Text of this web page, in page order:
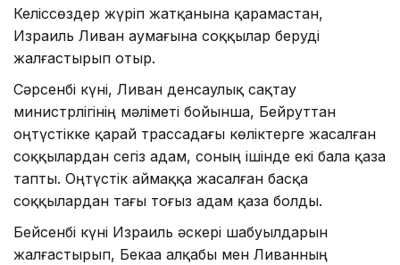
Келіссөздер жүріп жатқанына қарамастан,
Израиль Ливан аумағына соққылар беруді
жалғастырып отыр.
Сәрсенбі күні, Ливан денсаулық сақтау
министрлігінің мәліметі бойынша, Бейруттан
оңтүстікке қарай трассадағы көліктерге жасалған
соққылардан сегіз адам, соның ішінде екі бала қаза
тапты. Оңтүстік аймаққа жасалған басқа
соққылардан тағы тоғыз адам қаза болды.
Бейсенбі күні Израиль әскері шабуылдарын
жалғастырып, Бекаа алқабы мен Ливанның